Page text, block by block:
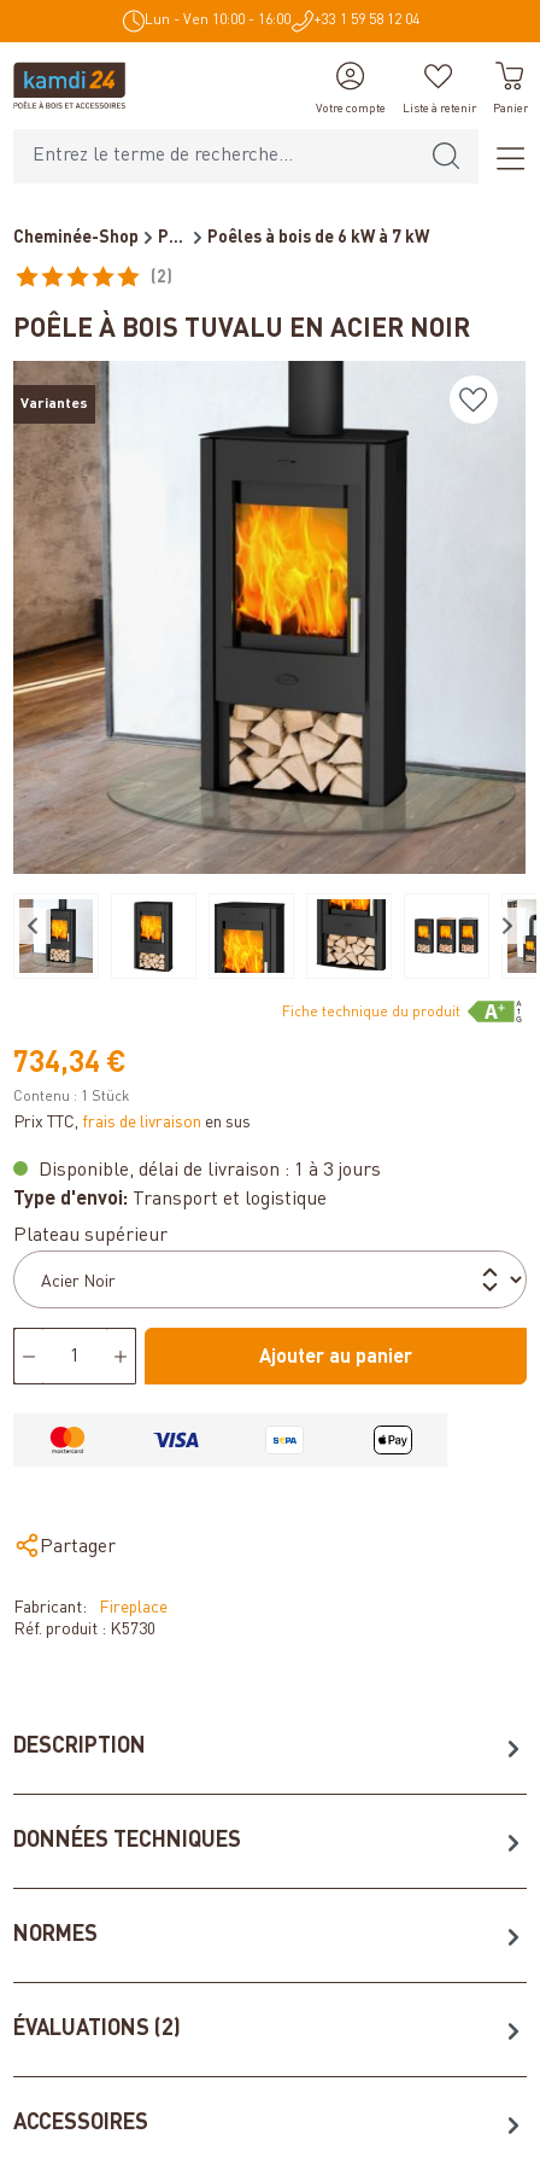
principal Lun - Ven 10:00 - 16:00 +33 1 59 58 12 04
Votre compte Liste à retenir Panier
Cheminée-Shop Poêles et cheminées Poêles à bois de 6 kW à 7 kW
(2)
POÊLE À BOIS TUVALU EN ACIER NOIR
Variantes
Fiche technique du produit
734,34 €
Contenu : 1 Stück
Prix TTC, frais de livraison en sus
Disponible, délai de livraison : 1 à 3 jours
Type d'envoi: Transport et logistique
Sélectionnez
Plateau supérieur
Ajouter au panier
Partager
Fabricant:
Fireplace
Réf. produit : K5730
DESCRIPTION
DONNÉES TECHNIQUES
NORMES
ÉVALUATIONS (2)
ACCESSOIRES